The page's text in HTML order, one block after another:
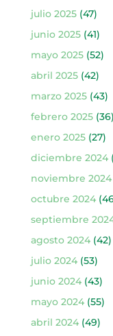
julio 2025(47)
junio 2025(41)
mayo 2025(52)
abril 2025(42)
marzo 2025(43)
febrero 2025(36)
enero 2025(27)
diciembre 2024
noviembre 2024
octubre 2024
septiembre
agosto 2024(42)
julio 2024(53)
junio 2024(43)
mayo 2024(55)
abril 2024(49)